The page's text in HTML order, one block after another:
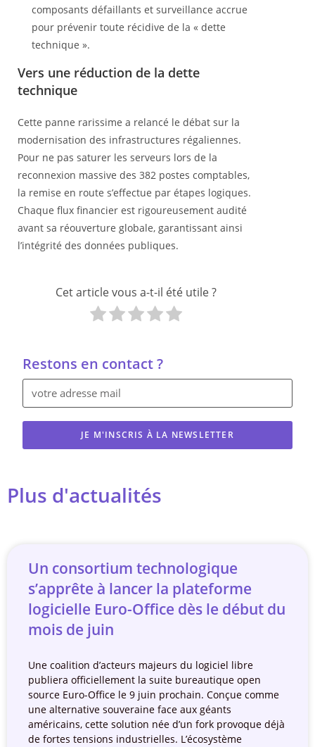
composants défaillants et surveillance accrue
pour prévenir toute récidive de la « dette
technique ».
Vers une réduction de la dette
technique
Cette panne rarissime a relancé le débat sur la
modernisation des infrastructures régaliennes.
Pour ne pas saturer les serveurs lors de la
reconnexion massive des 382 postes comptables,
la remise en route s’effectue par étapes logiques.
Chaque flux financier est rigoureusement audité
avant sa réouverture globale, garantissant ainsi
l’intégrité des données publiques.
Cet article vous a-t-il été utile ?
Restons en contact ?
JE M'INSCRIS À LA NEWSLETTER
Plus d'actualités
Un consortium technologique
s’apprête à lancer la plateforme
logicielle Euro-Office dès le début du
mois de juin
Une coalition d’acteurs majeurs du logiciel libre
publiera officiellement la suite bureautique open
source Euro-Office le 9 juin prochain. Conçue comme
une alternative souveraine face aux géants
américains, cette solution née d’un fork provoque déjà
de fortes tensions industrielles. L’écosystème